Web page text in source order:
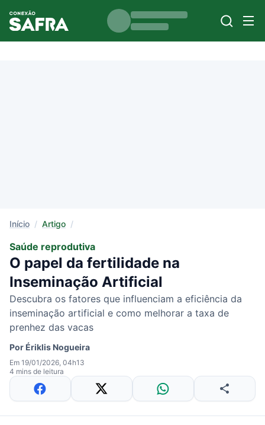
Início / Artigo /
Saúde reprodutiva
O papel da fertilidade na
Inseminação Artificial
Descubra os fatores que influenciam a eficiência da
inseminação artificial e como melhorar a taxa de
prenhez das vacas
Por Ériklis Nogueira
Em 19/01/2026, 04h13
4 mins de leitura